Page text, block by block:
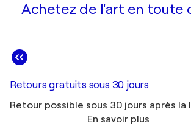
Achetez de l'art en toute
Retours gratuits sous 30 jours
Retour possible sous 30 jours après la
En savoir plus